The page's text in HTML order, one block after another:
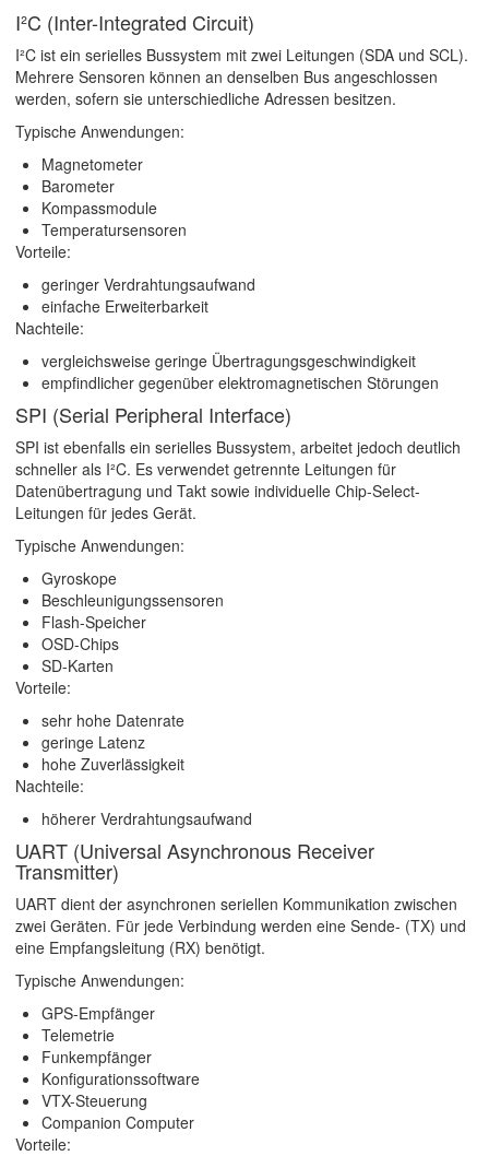
I²C (Inter-Integrated Circuit)
I²C ist ein serielles Bussystem mit zwei Leitungen (SDA und SCL).
Mehrere Sensoren können an denselben Bus angeschlossen
werden, sofern sie unterschiedliche Adressen besitzen.
Typische Anwendungen:
Magnetometer
Barometer
Kompassmodule
Temperatursensoren
Vorteile:
geringer Verdrahtungsaufwand
einfache Erweiterbarkeit
Nachteile:
vergleichsweise geringe Übertragungsgeschwindigkeit
empfindlicher gegenüber elektromagnetischen Störungen
SPI (Serial Peripheral Interface)
SPI ist ebenfalls ein serielles Bussystem, arbeitet jedoch deutlich
schneller als I²C. Es verwendet getrennte Leitungen für
Datenübertragung und Takt sowie individuelle Chip-Select-
Leitungen für jedes Gerät.
Typische Anwendungen:
Gyroskope
Beschleunigungssensoren
Flash-Speicher
OSD-Chips
SD-Karten
Vorteile:
sehr hohe Datenrate
geringe Latenz
hohe Zuverlässigkeit
Nachteile:
höherer Verdrahtungsaufwand
UART (Universal Asynchronous Receiver
Transmitter)
UART dient der asynchronen seriellen Kommunikation zwischen
zwei Geräten. Für jede Verbindung werden eine Sende- (TX) und
eine Empfangsleitung (RX) benötigt.
Typische Anwendungen:
GPS-Empfänger
Telemetrie
Funkempfänger
Konfigurationssoftware
VTX-Steuerung
Companion Computer
Vorteile: